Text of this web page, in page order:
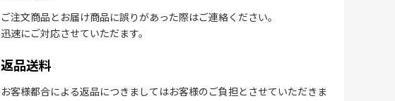
ご注文商品とお届け商品に誤りがあった際はご連絡ください。
迅速にご対応させていただます。
返品送料
お客様都合による返品につきましてはお客様のご負担とさせていただきま